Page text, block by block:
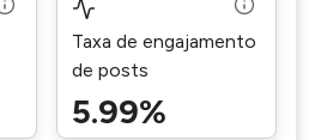
Taxa de engajamento
de posts
5.99%